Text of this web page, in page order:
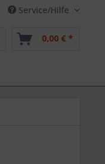
Service/Hilfe
0,00 € *